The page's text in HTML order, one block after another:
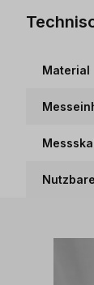
Material